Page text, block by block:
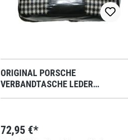
ORIGINAL PORSCHE
VERBANDTASCHE LEDER
72,95 €*